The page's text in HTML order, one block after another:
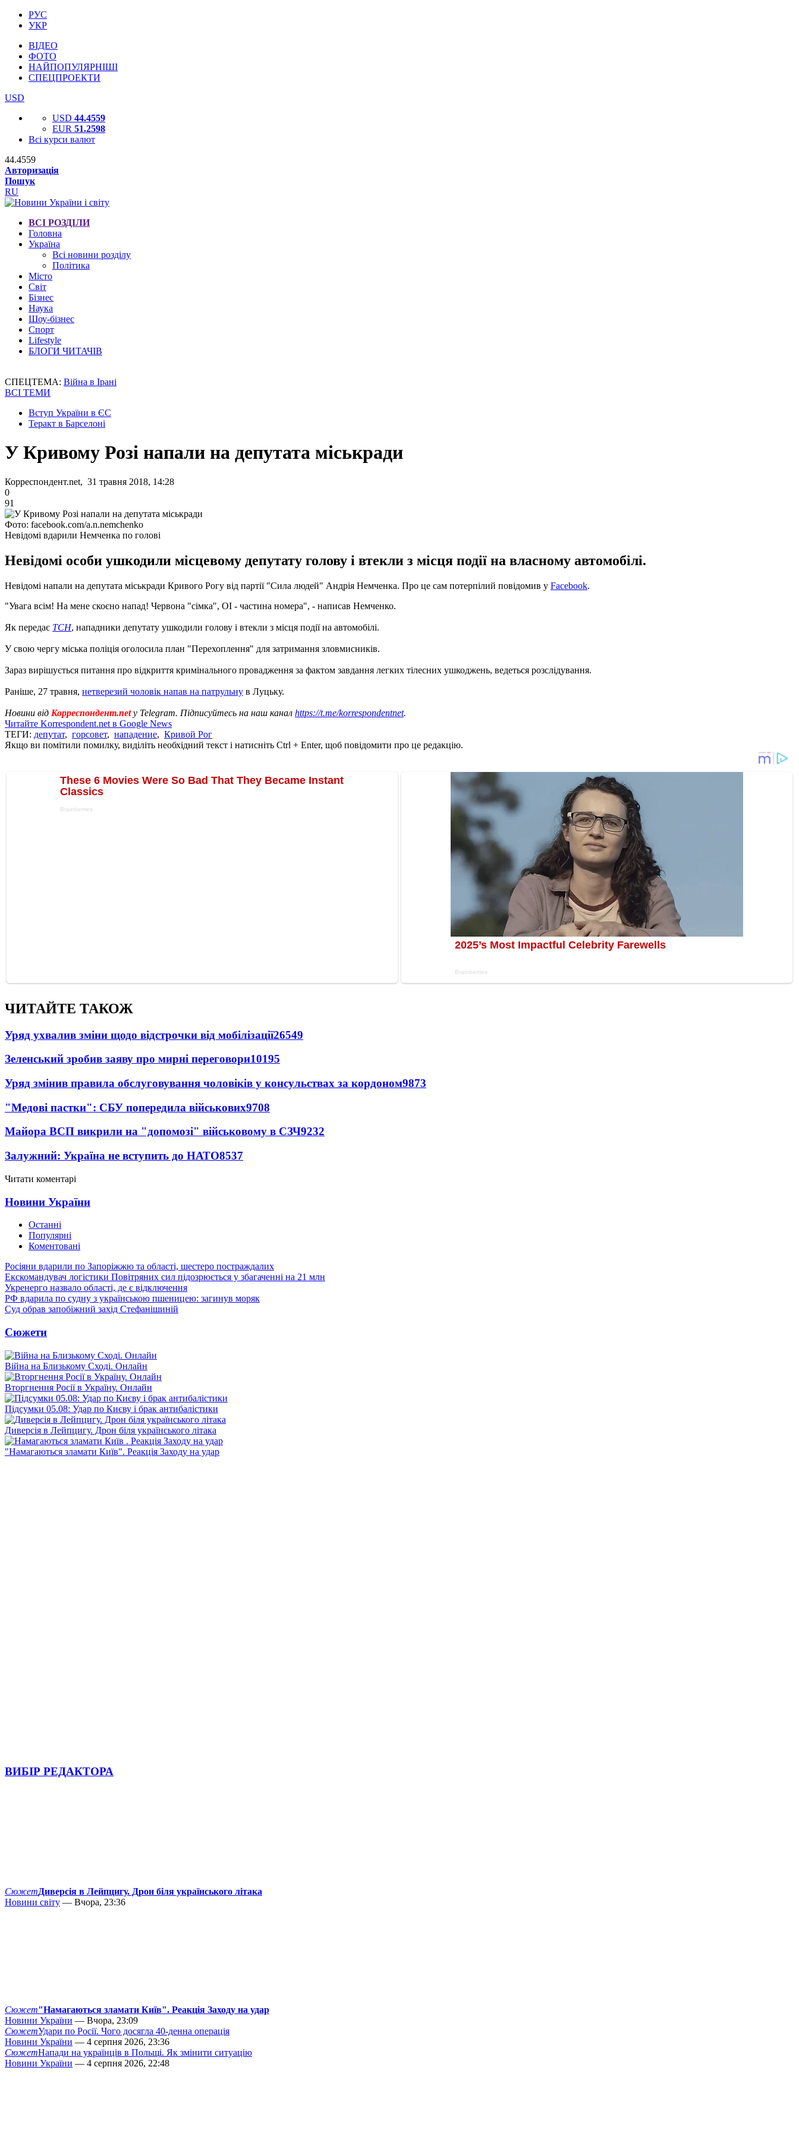
РУС
УКР
ВІДЕО
ФОТО
НАЙПОПУЛЯРНІШІ
СПЕЦПРОЕКТИ
USD
USD 44.4559
EUR 51.2598
Всі курси валют
44.4559
Авторизація
Пошук
RU
ВСІ РОЗДІЛИ
Головна
Україна
Всі новини розділу
Політика
Місто
Світ
Бізнес
Наука
Шоу-бізнес
Спорт
Lifestyle
БЛОГИ ЧИТАЧІВ
СПЕЦТЕМА: Війна в Ірані
ВСІ ТЕМИ
Вступ України в ЄС
Теракт в Барселоні
У Кривому Розі напали на депутата міськради
Корреспондент.net, 31 травня 2018, 14:28
0
91
Фото: facebook.com/a.n.nemchenko
Невідомі вдарили Немченка по голові
Невідомі особи ушкодили місцевому депутату голову і втекли з місця події на власному автомобілі.
Невідомі напали на депутата міськради Кривого Рогу від партії "Сила людей" Андрія Немченка. Про це сам потерпілий повідомив у Facebook.
"Увага всім! На мене скоєно напад! Червона "сімка", OI - частина номера", - написав Немченко.
Як передає ТСН, нападники депутату ушкодили голову і втекли з місця події на автомобілі.
У свою чергу міська поліція оголосила план "Перехоплення" для затримання зловмисників.
Зараз вирішується питання про відкриття кримінального провадження за фактом завдання легких тілесних ушкоджень, ведеться розслідування.
Раніше, 27 травня, нетверезий чоловік напав на патрульну в Луцьку.
Новини від Корреспондент.netу Telegram. Підписуйтесь на наш канал https://t.me/korrespondentnet.
Читайте Korrespondent.net в Google News
ТЕГИ: депутат, горсовет, нападение, Кривой Рог
Якщо ви помітили помилку, виділіть необхідний текст і натисніть Ctrl + Enter, щоб повідомити про це редакцію.
ЧИТАЙТЕ ТАКОЖ
Уряд ухвалив зміни щодо відстрочки від мобілізації26549
Зеленський зробив заяву про мирні переговори10195
Уряд змінив правила обслуговування чоловіків у консульствах за кордоном9873
"Медові пастки": СБУ попередила військових9708
Майора ВСП викрили на "допомозі" військовому в СЗЧ9232
Залужний: Україна не вступить до НАТО8537
Читати коментарі
Новини України
Останні
Популярні
Коментовані
Росіяни вдарили по Запоріжжю та області, шестеро постраждалих
Екскомандувач логістики Повітряних сил підозрюється у збагаченні на 21 млн
Укренерго назвало області, де є відключення
РФ вдарила по судну з українською пшеницею: загинув моряк
Суд обрав запобіжний захід Стефанішиній
Сюжети
Війна на Близькому Сході. Онлайн
Вторгнення Росії в Україну. Онлайн
Підсумки 05.08: Удар по Києву і брак антибалістики
Диверсія в Лейпцигу. Дрон біля українського літака
"Намагаються зламати Київ". Реакція Заходу на удар
ВИБІР РЕДАКТОРА
СюжетДиверсія в Лейпцигу. Дрон біля українського літака
Новини світу — Вчора, 23:36
Сюжет"Намагаються зламати Київ". Реакція Заходу на удар
Новини України — Вчора, 23:09
СюжетУдари по Росії. Чого досягла 40-денна операція
Новини України — 4 серпня 2026, 23:36
СюжетНапади на українців в Польщі. Як змінити ситуацію
Новини України — 4 серпня 2026, 22:48